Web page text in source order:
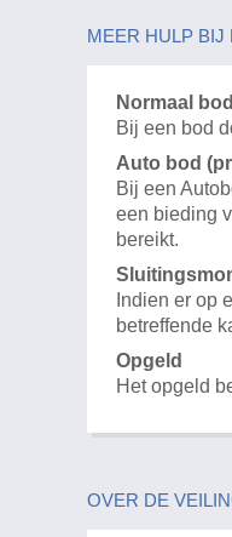
MEER HULP BIJ
Normaal bod
Bij een bod
Auto bod
Bij een
een bieding
bereikt.
Indien er op
betreffende
Opgeld
Het opgeld
OVER DE